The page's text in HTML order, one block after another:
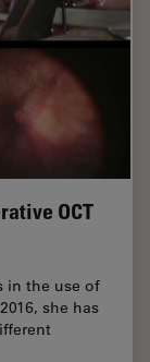
OCT
in the use of
she has